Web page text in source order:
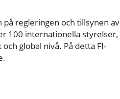
regleringen och tillsynen av
100 internationella styrelser,
global nivå. På detta FI-